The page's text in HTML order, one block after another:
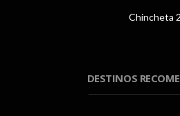
Chincheta 2
DESTINOS